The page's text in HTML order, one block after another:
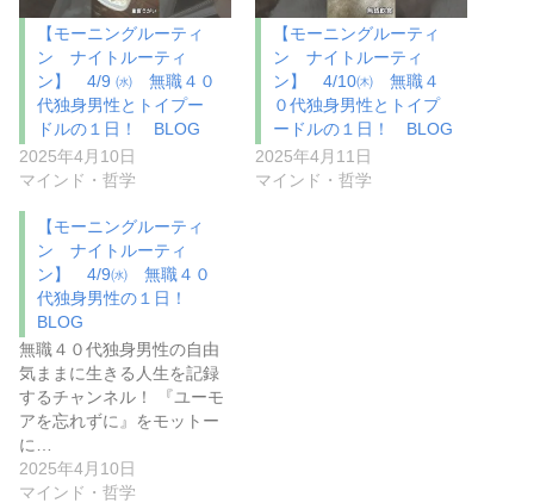
【モーニングルーティ
ン ナイトルーティ
ン】 4/9 ㈬ 無職４０
代独身男性とトイプー
ドルの１日！ BLOG
2025年4月10日
マインド・哲学
【モーニングルーティ
ン ナイトルーティ
ン】 4/10㈭ 無職４
０代独身男性とトイプ
ードルの１日！ BLOG
2025年4月11日
マインド・哲学
【モーニングルーティ
ン ナイトルーティ
ン】 4/9㈬ 無職４０
代独身男性の１日！
BLOG
無職４０代独身男性の自由
気ままに生きる人生を記録
するチャンネル！ 『ユーモ
アを忘れずに』をモットー
に…
2025年4月10日
マインド・哲学